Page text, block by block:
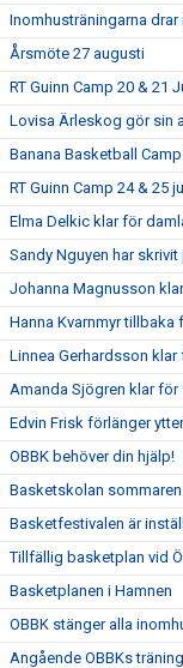
Inomhusträningarna drar
Årsmöte 27 augusti
RT Guinn Camp 20 & 21
Lovisa Ärleskog gör sin
Banana Basketball
RT Guinn Camp 24 & 25
Elma Delkic klar för
Sandy Nguyen har
Johanna Magnusson
Hanna Kvarnmyr tillbaka
Linnea Gerhardsson
Amanda Sjögren klar
Edvin Frisk förlänger
OBBK behöver din hjälp!
Basketskolan
Basketfestivalen är
Tillfällig basketplan vid
Basketplanen i Hamnen
OBBK stänger alla
Angående OBBKs